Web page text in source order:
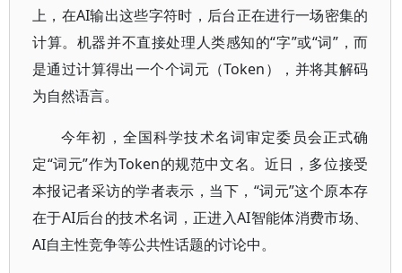
上，在AI输出这些字符时，后台正在进行一场密集的
计算。机器并不直接处理人类感知的“字”或“词”，而
是通过计算得出一个个词元（Token），并将其解码
为自然语言。
今年初，全国科学技术名词审定委员会正式确
定“词元”作为Token的规范中文名。近日，多位接受
本报记者采访的学者表示，当下，“词元”这个原本存
在于AI后台的技术名词，正进入AI智能体消费市场、
AI自主性竞争等公共性话题的讨论中。